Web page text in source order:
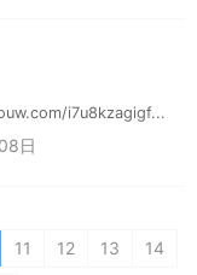
i7u8kzagigf...
日
11 12 13 14